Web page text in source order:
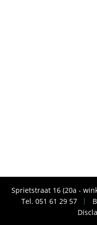
Sprietstraat 16 (20a -
Tel. 051 61 29 57